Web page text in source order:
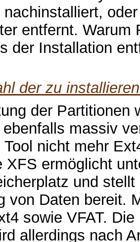
entfernt. Warum
der Installation
der zu
der Partitionen
massiv
nicht mehr
XFS ermöglicht
und
von Daten bereit.
sowie VFAT.
allerdings nach